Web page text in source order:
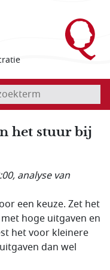
zoekterm
het stuur bij
, analyse van
een keuze. Zet het
hoge uitgaven en
het voor kleinere
dan wel